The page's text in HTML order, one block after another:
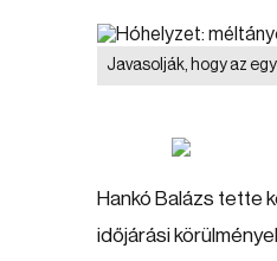
Javasolják, hogy az
Hankó Balázs tette
időjárási